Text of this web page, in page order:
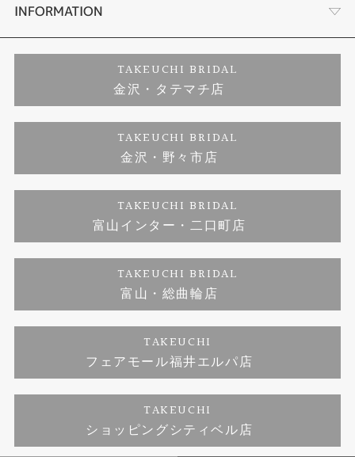
セットリング
婚約ネックレス
ダイヤモンド
ジュエリーリフォーム
お客様の声
プロポーズサポート
ブランドリスト
福井指輪工房｜手作りペアリング
福井指輪工房｜手作り結婚指輪 and 婚約指輪
福井工房｜手作り婚約指輪プロポーズプラン
会社概要
お客様の声
INFORMATION
プライバシーポリシー
TAKEUCHI BRIDAL
金沢・タテマチ店
TAKEUCHI BRIDAL
金沢・野々市店
TAKEUCHI BRIDAL
富山インター・二口町店
TAKEUCHI BRIDAL
富山・総曲輪店
TAKEUCHI
フェアモール福井エルパ店
TAKEUCHI
ショッピングシティベル店